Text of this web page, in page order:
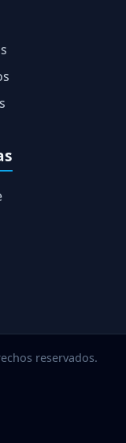
reservados.